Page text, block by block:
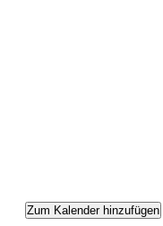
Zum Kalender hinzufügen